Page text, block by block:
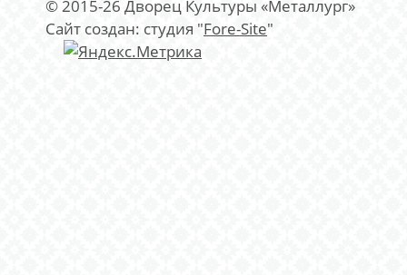
© 2015-26 Дворец Культуры «Металлург»
Сайт создан: студия "Fore-Site"